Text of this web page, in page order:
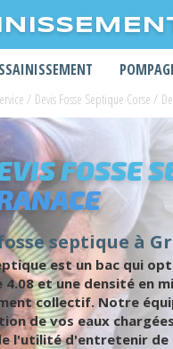
/ Devis Fosse Septique Corse /
FOSSE
septique à
est un bac qui
4.08 et une densité en
collectif. Notre
de vos eaux
l'utilité d'entretenir de